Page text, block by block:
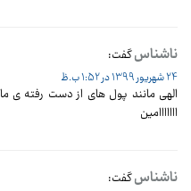
ناشناسگفت:
24 شهریور 1399 در 1:52 ب.ظ
الهی مانند پول های از دست رفته ی
ااااااامین
ناشناسگفت: